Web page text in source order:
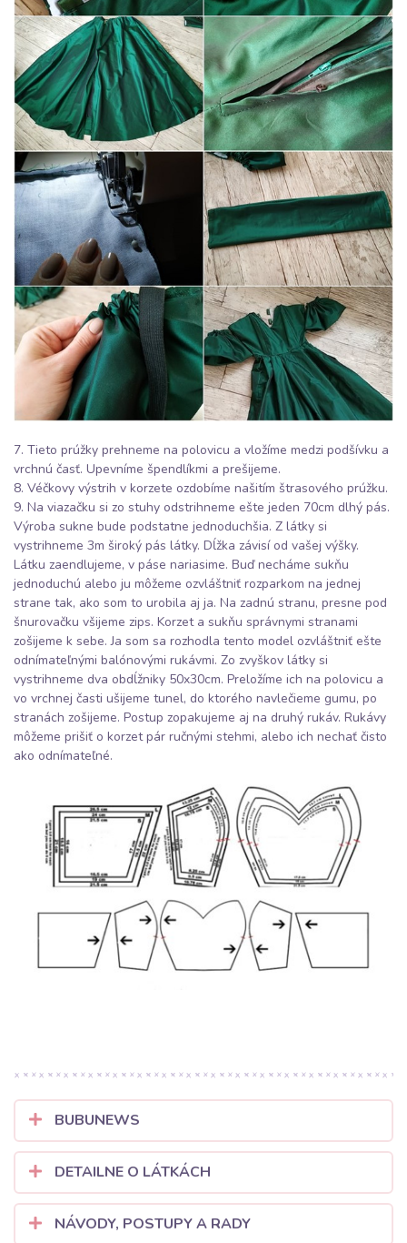
7. Tieto prúžky prehneme na polovicu a vložíme medzi podšívku a
vrchnú časť. Upevníme špendlíkmi a prešijeme.
8. Véčkovy výstrih v korzete ozdobíme našitím štrasového prúžku.
9. Na viazačku si zo stuhy odstrihneme ešte jeden 70cm dlhý pás.
Výroba sukne bude podstatne jednoduchšia. Z látky si
vystrihneme 3m široký pás látky. Dĺžka závisí od vašej výšky.
Látku zaendlujeme, v páse nariasime. Buď necháme sukňu
jednoduchú alebo ju môžeme ozvláštniť rozparkom na jednej
strane tak, ako som to urobila aj ja. Na zadnú stranu, presne pod
šnurovačku všijeme zips. Korzet a sukňu správnymi stranami
zošijeme k sebe. Ja som sa rozhodla tento model ozvláštniť ešte
odnímateľnými balónovými rukávmi. Zo zvyškov látky si
vystrihneme dva obdĺžniky 50x30cm. Preložíme ich na polovicu a
vo vrchnej časti ušijeme tunel, do ktorého navlečieme gumu, po
stranách zošijeme. Postup zopakujeme aj na druhý rukáv. Rukávy
môžeme prišiť o korzet pár ručnými stehmi, alebo ich nechať čisto
ako odnímateľné.
BUBUNEWS
DETAILNE O LÁTKÁCH
NÁVODY, POSTUPY A RADY